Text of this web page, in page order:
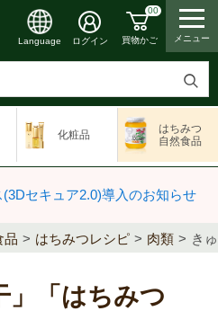
検
す
Language ログイン
00
買物かご メニュー
化粧品
はちみつ
自然食品
(3Dセキュア2.0)導入のお知らせ
品 はちみつレシピ 肉類 き
」「はちみつ